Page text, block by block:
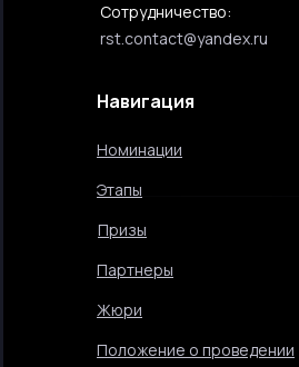
Навигация
Номинации
Этапы
Призы
Жюри
Партнеры
Положение о проведении
Сотрудничество:
rst.contact@yandex.ru